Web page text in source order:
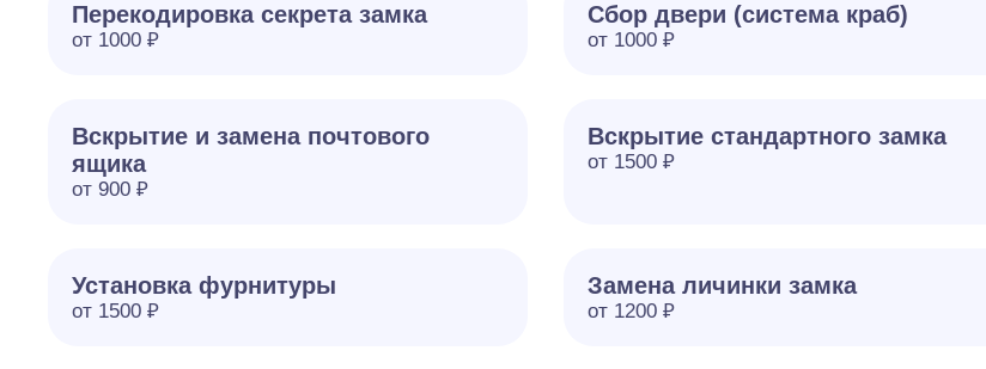
Перекодировка секрета замка
от 1000 ₽
Сбор двери (система краб)
от 1000 ₽
Вскрытие и замена почтового
ящика
от 900 ₽
Вскрытие стандартного замка
от 1500 ₽
Установка фурнитуры
от 1500 ₽
Замена личинки замка
от 1200 ₽